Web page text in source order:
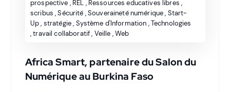
prospective , REL , Ressources educatives libres ,
scribus ,Sécurité ,Souveraineté numérique, Start-
Up, stratégie, Système d'Information ,Technologies
,travail collaboratif, Veille ,Web
Africa Smart, partenaire du Salon du
Numérique au Burkina Faso